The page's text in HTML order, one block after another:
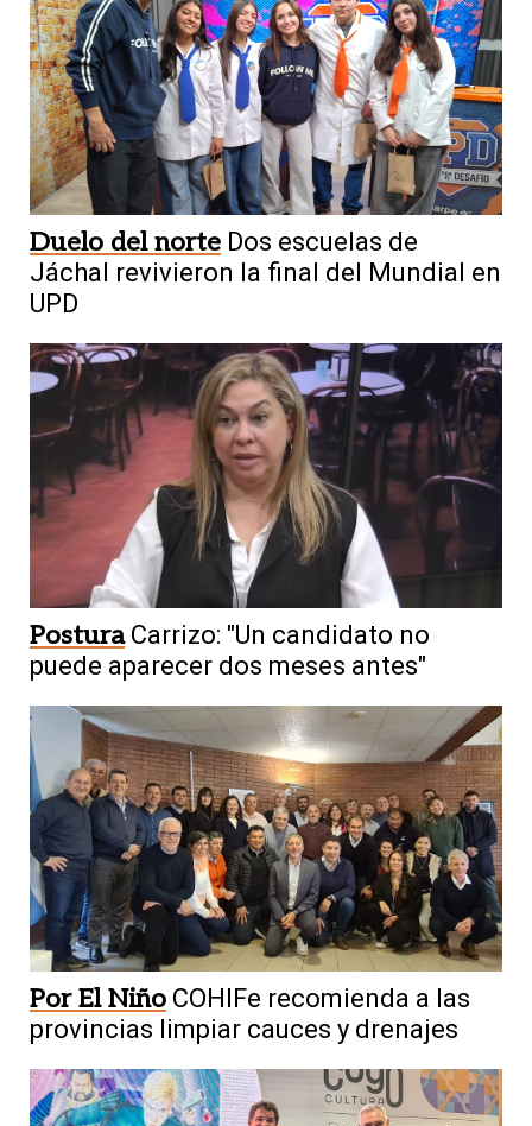
Duelo del norte Dos escuelas de
Jáchal revivieron la final del Mundial en
UPD
Postura Carrizo: "Un candidato no
puede aparecer dos meses antes"
Por El Niño COHIFe recomienda a las
provincias limpiar cauces y drenajes